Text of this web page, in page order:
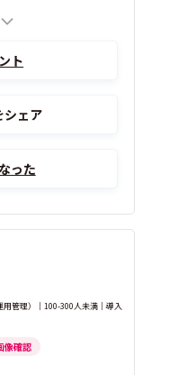
ト
シェア
った
管理）｜100-300人未満｜導入
像確認